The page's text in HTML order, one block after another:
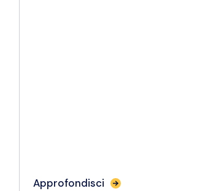
Approfondisci